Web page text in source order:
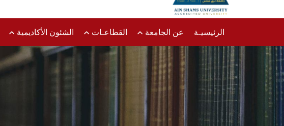
الرئيسيـة عن الجامعة القطاعـات الشئون الأكاديمية